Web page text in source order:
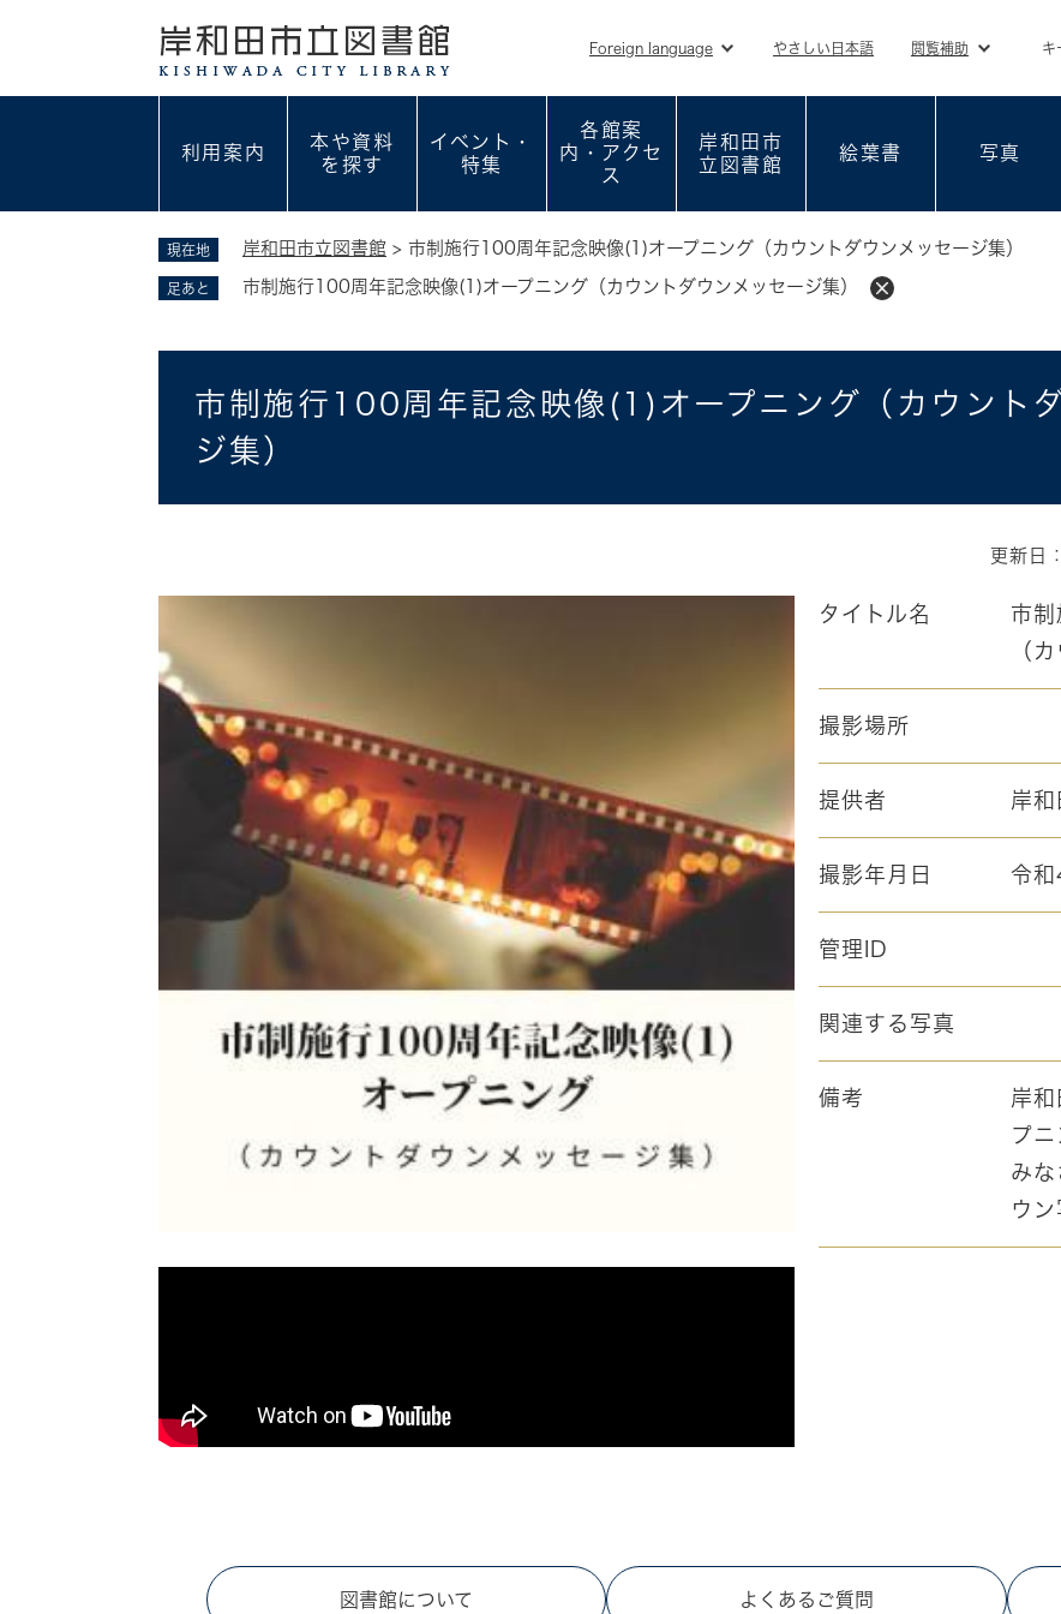
の
す
Foreign language やさしい日本語 閲覧補助 キ
利用案内
本や資料
を探す
イベント・
特集
各館案
内・アクセ
ス
岸和田市
立図書館
絵葉書 写真
現在地 岸和田市立図書館 > 市制施行100周年記念映像(1)オープニング（カウントダウンメッセージ集）
足あと 市制施行100周年記念映像(1)オープニング（カウントダウンメッセージ集）
市制施行100周年記念映像(1)オープニング（カウント
ジ集）
更新日
タイトル名
市
（
撮影場所
提供者 岸和
撮影年月日 令和
管理ID
関連する写真
備考
岸
プニ
み
ウン
図書館について よくあるご質問